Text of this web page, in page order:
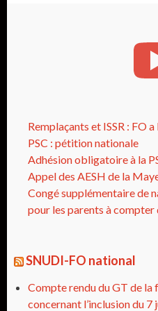
Remplaçants et ISSR : FO
PSC : pétition nationale
Adhésion obligatoire à la
Appel des AESH de la
Congé supplémentaire de
pour les parents à
SNUDI-FO national
Compte rendu du GT de
concernant l’inclusion du